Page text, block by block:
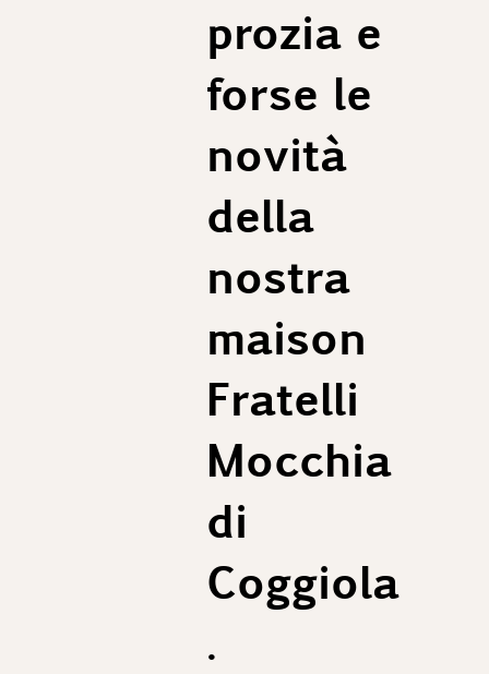
prozia e
forse le
novità
della
nostra
maison
Fratelli
Mocchia
di
Coggiola
.